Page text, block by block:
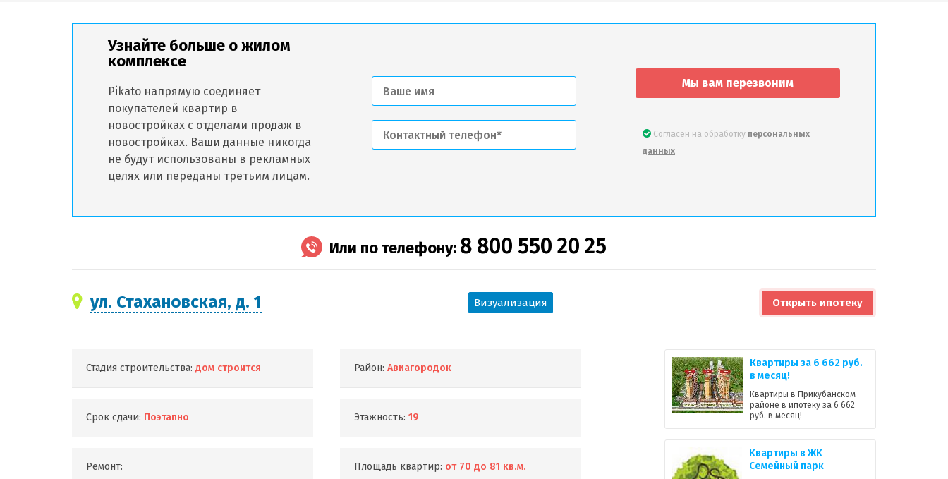
Узнайте больше о жилом
комплексе
Pikato напрямую соединяет
покупателей квартир в
новостройках с отделами продаж в
новостройках. Ваши данные никогда
не будут использованы в рекламных
целях или переданы третьим лицам.
Мы вам перезвоним
Согласен на обработку персональных
данных
Или по телефону: 8 800 550 20 25
ул. Стахановская, д. 1 Визуализация Открыть ипотеку
Стадия строительства: дом строится
Срок сдачи: Поэтапно
Ремонт:
Район: Авиагородок
Этажность: 19
Площадь квартир: от 70 до 81 кв.м.
Квартиры за 6 662 руб.
в месяц!
Квартиры в Прикубанском
районе в ипотеку за 6 662
руб. в месяц!
Квартиры в ЖК
Семейный парк